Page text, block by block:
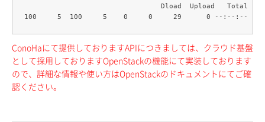
Dload  Upload   Total
ConoHaにて提供しておりますAPIにつきましては、クラウド基盤
として採用しておりますOpenStackの機能にて実装しております
ので、詳細な情報や使い方はOpenStackのドキュメントにてご確
認ください。